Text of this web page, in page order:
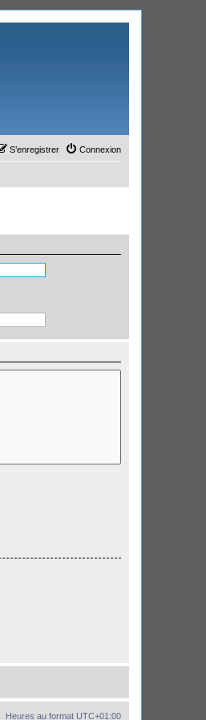
Connexion
S’enregistrer
Heures au format UTC+01:00